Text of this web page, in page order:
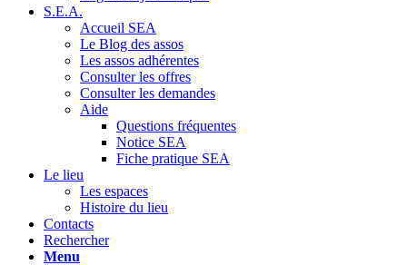
S.E.A.
Accueil SEA
Le Blog des assos
Les assos adhérentes
Consulter les offres
Consulter les demandes
Aide
Questions fréquentes
Notice SEA
Fiche pratique SEA
Le lieu
Les espaces
Histoire du lieu
Contacts
Rechercher
Menu